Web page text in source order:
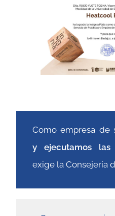
Como empresa de
y ejecutamos las
exige la Consejería